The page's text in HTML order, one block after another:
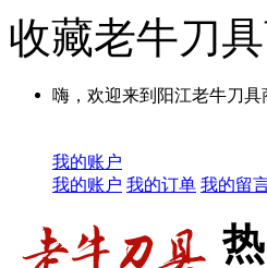
收藏老牛刀
嗨，欢迎来到阳江老牛刀具
我的账户
我的账户 我的订单 我的留